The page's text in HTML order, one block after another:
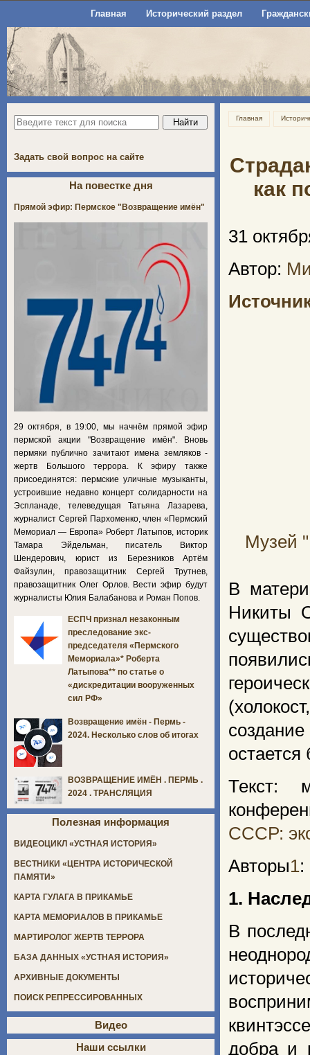
Главная Исторический раздел
Главная
как
31
Автор:
Музей
В
Никиты
Текст:
СССР:
Авторы1:
1.
В
добра и
Задать свой вопрос на сайте
На повестке дня
Прямой эфир: Пермское "Возвращение имён"
29 октября, в 19:00, мы начнём прямой эфир
пермской акции "Возвращение имён". Вновь
пермяки публично зачитают имена земляков -
жертв Большого террора. К эфиру также
присоединятся: пермские уличные музыканты,
устроившие недавно концерт солидарности на
Эспланаде, телеведущая Татьяна Лазарева,
журналист Сергей Пархоменко, член «Пермский
Мемориал — Европа» Роберт Латыпов, историк
Тамара Эйдельман, писатель Виктор
Шендерович, юрист из Березников Артём
Файзулин, правозащитник Сергей Трутнев,
правозащитник Олег Орлов. Вести эфир будут
журналисты Юлия Балабанова и Роман Попов.
ЕСПЧ признал незаконным
преследование экс-
председателя «Пермского
Мемориала»* Роберта
Латыпова** по статье о
«дискредитации вооруженных
сил РФ»
Возвращение имён - Пермь -
2024. Несколько слов об итогах
ВОЗВРАЩЕНИЕ ИМЁН . ПЕРМЬ .
2024 . ТРАНСЛЯЦИЯ
Полезная информация
ВИДЕОЦИКЛ «УСТНАЯ ИСТОРИЯ»
ВЕСТНИКИ «ЦЕНТРА ИСТОРИЧЕСКОЙ
ПАМЯТИ»
КАРТА ГУЛАГА В ПРИКАМЬЕ
КАРТА МЕМОРИАЛОВ В ПРИКАМЬЕ
МАРТИРОЛОГ ЖЕРТВ ТЕРРОРА
БАЗА ДАННЫХ «УСТНАЯ ИСТОРИЯ»
АРХИВНЫЕ ДОКУМЕНТЫ
ПОИСК РЕПРЕССИРОВАННЫХ
Видео
Наши ссылки